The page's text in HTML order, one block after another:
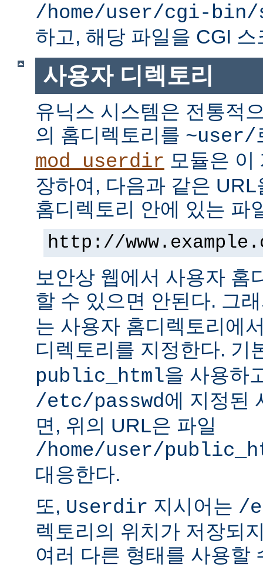
/home/user/cgi-
하고, 해당 파일을 CGI
사용자 디렉토리
유닉스 시스템은 전통적
의 홈디렉토리를 ~user/
mod_userdir 모듈은
장하여, 다음과 같은
홈디렉토리 안에 있는 파
http://
보안상 웹에서 사용자 홈
할 수 있으면 안된다. 그
는 사용자 홈디렉토리에
디렉토리를 지정한다. 기
public_html을 사용하
/etc/passwd에 지정된
면, 위의 URL은 파일
/home/user/
대응한다.
또, Userdir 지시어는 /
렉토리의 위치가 저장되
여러 다른 형태를 사용할